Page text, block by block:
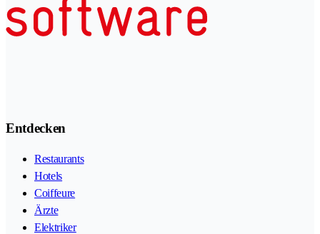
Entdecken
Restaurants
Hotels
Coiffeure
Ärzte
Elektriker